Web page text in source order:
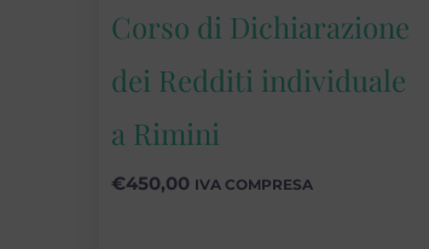
Corso di Dichiarazione
dei Redditi individuale
a Rimini
€450,00 IVA COMPRESA